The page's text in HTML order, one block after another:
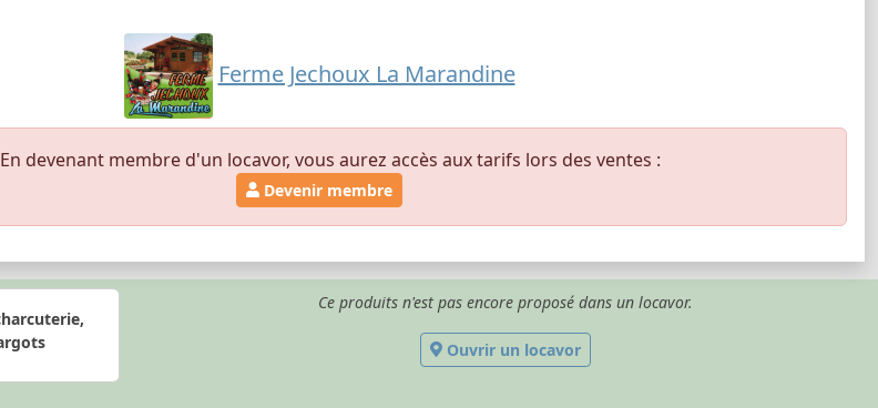
Ferme Jechoux La Marandine
En devenant membre d'un locavor, vous aurez accès aux tarifs lors des ventes :
Devenir membre
Ce produits n'est pas encore proposé dans un locavor.
Ouvrir un locavor